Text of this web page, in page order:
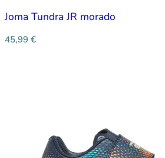
Joma Tundra JR morado
45,99 €